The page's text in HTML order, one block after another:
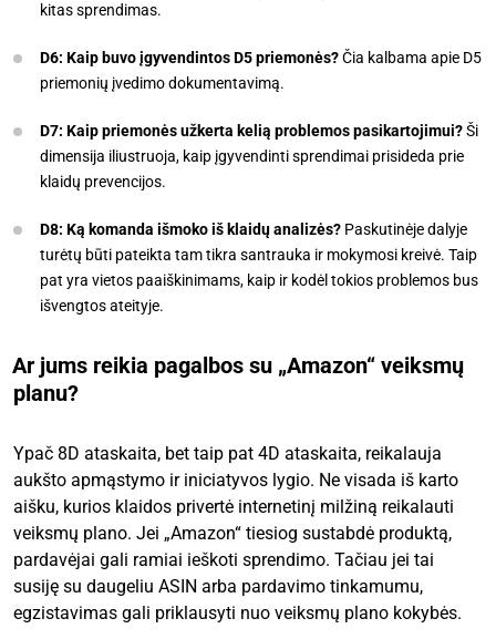
kitas sprendimas.
D6: Kaip buvo įgyvendintos D5 priemonės?Čia kalbama apie D5
priemonių įvedimo dokumentavimą.
D7: Kaip priemonės užkerta kelią problemos pasikartojimui?Ši
dimensija iliustruoja, kaip įgyvendinti sprendimai prisideda prie
klaidų prevencijos.
D8: Ką komanda išmoko iš klaidų analizės? Paskutinėje dalyje
turėtų būti pateikta tam tikra santrauka ir mokymosi kreivė. Taip
pat yra vietos paaiškinimams, kaip ir kodėl tokios problemos bus
išvengtos ateityje.
Ar jums reikia pagalbos su „Amazon“ veiksmų
planu?
Ypač 8D ataskaita, bet taip pat 4D ataskaita, reikalauja
aukšto apmąstymo ir iniciatyvos lygio. Ne visada iš karto
aišku, kurios klaidos privertė internetinį milžiną reikalauti
veiksmų plano. Jei „Amazon“ tiesiog sustabdė produktą,
pardavėjai gali ramiai ieškoti sprendimo. Tačiau jei tai
susiję su daugeliu ASIN arba pardavimo tinkamumu,
egzistavimas gali priklausyti nuo veiksmų plano kokybės.